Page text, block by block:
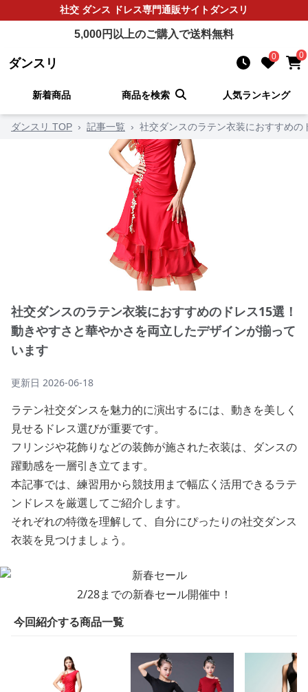
社交 ダンス ドレス専門通販サイトダンスリ
5,000円以上のご購入で送料無料
ダンスリ 0 0
新着商品 商品を検索 人気ランキング
ダンスリ TOP › 記事一覧 › 社交ダンスのラテン衣装におすすめ
社交ダンスのラテン衣装におすすめのドレス15選！
動きやすさと華やかさを両立したデザインが揃って
います
更新日 2026-06-18
ラテン社交ダンスを魅力的に演出するには、動きを美しく
見せるドレス選びが重要です。
フリンジや花飾りなどの装飾が施された衣装は、ダンスの
躍動感を一層引き立てます。
本記事では、練習用から競技用まで幅広く活用できるラテ
ンドレスを厳選してご紹介します。
それぞれの特徴を理解して、自分にぴったりの社交ダンス
衣装を見つけましょう。
2/28までの新春セール開催中！
今回紹介する商品一覧